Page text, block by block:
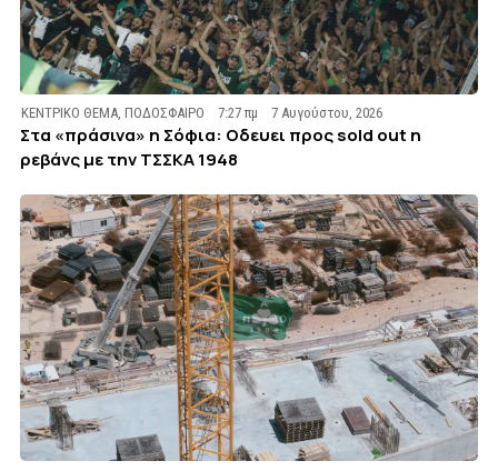
ΚΕΝΤΡΙΚΟ ΘΕΜΑ,ΠΟΔΟΣΦΑΙΡΟ 7:27 πμ 7 Αυγούστου, 2026
Στα «πράσινα» η Σόφια: Οδευει προς sold out η
ρεβάνς με την ΤΣΣΚΑ 1948